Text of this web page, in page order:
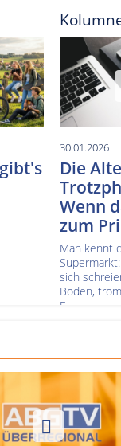
30.01.2026
Die
Wenn
zum
Man kennt
sich
Boden,
F...